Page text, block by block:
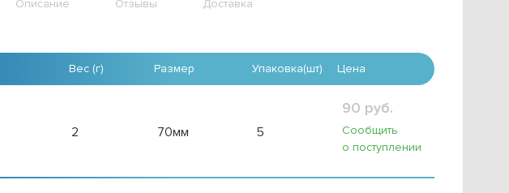
Описание Отзывы Доставка
Вес (г) Размер Упаковка(шт) Цена
2 70мм 5
90 руб.
Сообщить
о поступлении